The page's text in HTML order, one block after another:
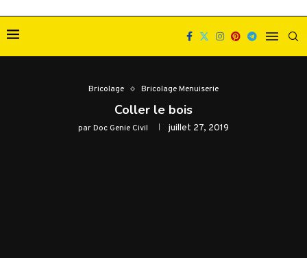
Bricolage Bricolage Menuiserie
Coller le bois
parDoc Genie Civil juillet 27, 2019